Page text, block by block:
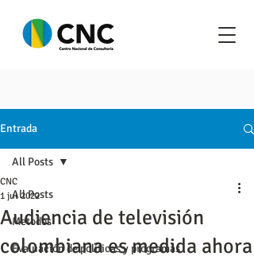
Entrada
All Posts
Metodos
Evaluación de políticas y programas
All Posts
Audiencia de televisión
colombiana es medida ahora
CNC
1 jul 2022